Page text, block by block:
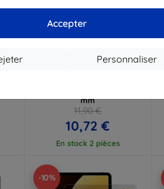
Accepter
Personnaliser
Réduction
mm
11,90 €
10,72 €
En stock 2 pièces
-10%